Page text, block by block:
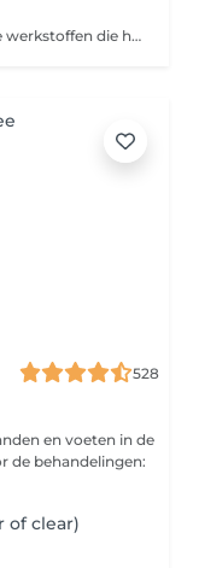
Een intensieve behandeling met krachtige werkstoffen die helpen bij het beschermen, herstellen en onderhouden van je huid. De behandeling bevat een diepe verzorging, een voedend masker en een ontspannend moment tijdens het aanbrengen. Ideaal als boost of als regelmatig huidonderhoud. Doel: Onderhouden en beschermen Extra geschikt voor: de rijpere huid
528
en voeten in de
de behandelingen:
of clear)